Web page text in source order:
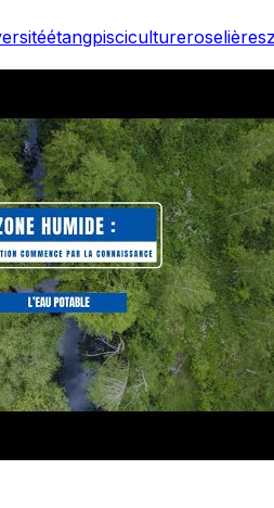
étangpiscicultureroselières